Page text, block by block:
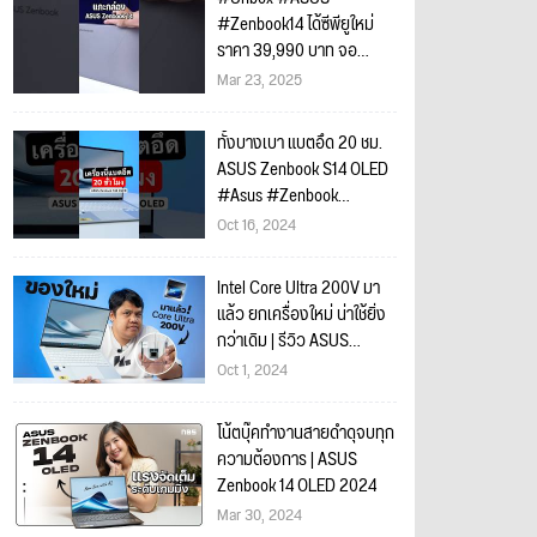
#Zenbook14 ได้ซีพียูใหม่
ราคา 39,990 บาท จอ
OLED มีปากกาด้วย
Mar 23, 2025
ทั้งบางเบา แบตอึด 20 ชม.
ASUS Zenbook S14 OLED
#Asus #Zenbook
#โน้ตบุ๊คบางเบา #Intel
Oct 16, 2024
Intel Core Ultra 200V มา
แล้ว ยกเครื่องใหม่ น่าใช้ยิ่ง
กว่าเดิม | รีวิว ASUS
Zenbook S14 OLED
Oct 1, 2024
โน้ตบุ๊คทำงานสายดำดุจบทุก
ความต้องการ | ASUS
Zenbook 14 OLED 2024
Mar 30, 2024